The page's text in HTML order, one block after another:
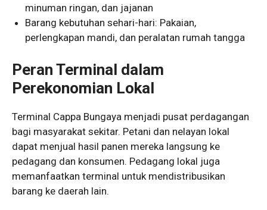
minuman ringan, dan jajanan
Barang kebutuhan sehari-hari: Pakaian,
perlengkapan mandi, dan peralatan rumah tangga
Peran Terminal dalam
Perekonomian Lokal
Terminal Cappa Bungaya menjadi pusat perdagangan
bagi masyarakat sekitar. Petani dan nelayan lokal
dapat menjual hasil panen mereka langsung ke
pedagang dan konsumen. Pedagang lokal juga
memanfaatkan terminal untuk mendistribusikan
barang ke daerah lain.